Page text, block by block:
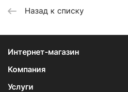
Назад к списку
Интернет-магазин
Компания
Услуги